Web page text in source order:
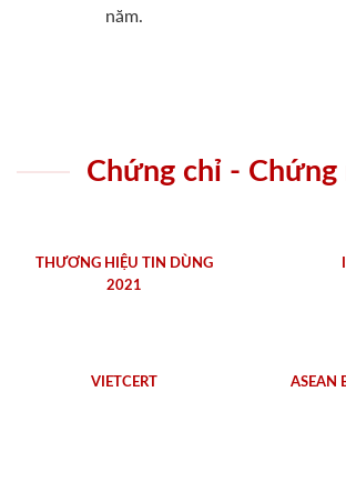
năm.
Chứng chỉ - Chứng
THƯƠNG HIỆU TIN DÙNG
2021
VIETCERT
ASEAN